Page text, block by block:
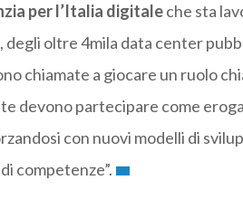
per l’Italia digitaleche sta
oltre 4mila data center
chiamate a giocare un ruolo
devono partecipare come
con nuovi modelli di
competenze”.